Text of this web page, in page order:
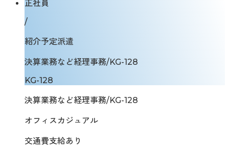
正社員
/
紹介予定派遣
決算業務など経理事務/KG-128
KG-128
決算業務など経理事務/KG-128
オフィスカジュアル
交通費支給あり